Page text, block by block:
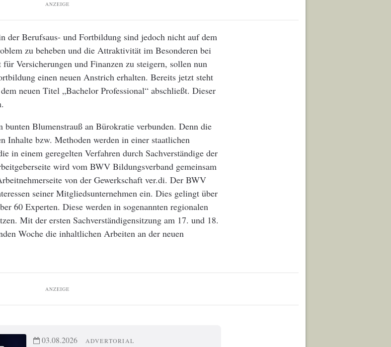
ANZEIGE
der Berufsaus- und Fortbildung sind jedoch nicht auf dem
zu beheben und die Attraktivität im Besonderen bei
Versicherungen und Finanzen zu steigern, sollen nun
einen neuen Anstrich erhalten. Bereits jetzt steht
neuen Titel „Bachelor Professional“ abschließt. Dieser
Blumenstrauß an Bürokratie verbunden. Denn die
Inhalte bzw. Methoden werden in einer staatlichen
in einem geregelten Verfahren durch Sachverständige der
wird vom BWV Bildungsverband gemeinsam
von der Gewerkschaft ver.di. Der BWV
seiner Mitgliedsunternehmen ein. Dies gelingt über
60 Experten. Diese werden in sogenannten regionalen
Mit der ersten Sachverständigensitzung am 17. und 18.
Woche die inhaltlichen Arbeiten an der neuen
ANZEIGE
03.08.2026 ADVERTORIAL